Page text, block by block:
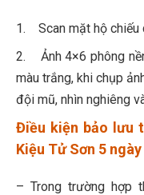
1. Scan mặt hộ chiếu
2. Ảnh 4×6 phông
màu trắng, khi chụp
đội mũ, nhìn nghiêng
Điều kiện bảo lưu
Kiệu Tử Sơn 5
– Trong trường hợp